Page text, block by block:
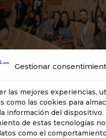
Gestionar
las mejores experiencias,
como las cookies para
información del dispositivo.
de estas tecnologías
como el